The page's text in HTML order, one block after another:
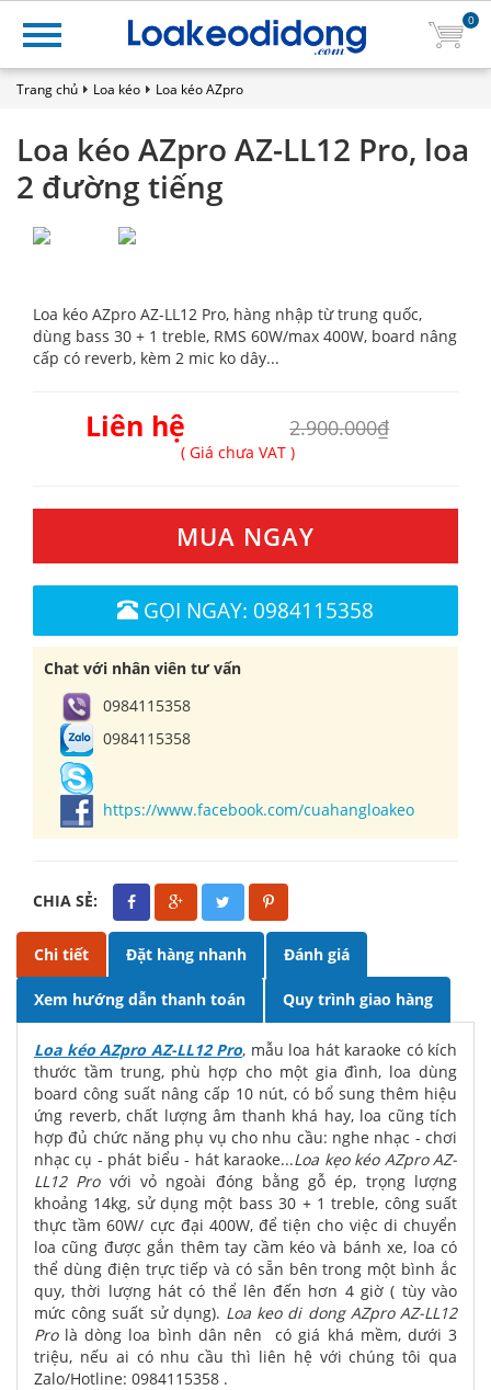
0
Trang chủ Loa kéo Loa kéo AZpro
Loa kéo AZpro AZ-LL12 Pro, loa
2 đường tiếng
Loa kéo AZpro AZ-LL12 Pro, hàng nhập từ trung quốc,
dùng bass 30 + 1 treble, RMS 60W/max 400W, board nâng
cấp có reverb, kèm 2 mic ko dây...
Liên hệ 2.900.000₫
( Giá chưa VAT )
MUA NGAY
GỌI NGAY: 0984115358
Chat với nhân viên tư vấn
0984115358
0984115358
https://www.facebook.com/cuahangloakeo
CHIA SẺ:
Chi tiết Đặt hàng nhanh Đánh giá
Xem hướng dẫn thanh toán Quy trình giao hàng
Loa kéo AZpro AZ-LL12 Pro, mẫu loa hát karaoke có kích
thước tầm trung, phù hợp cho một gia đình, loa dùng
board công suất nâng cấp 10 nút, có bổ sung thêm hiệu
ứng reverb, chất lượng âm thanh khá hay, loa cũng tích
hợp đủ chức năng phụ vụ cho nhu cầu: nghe nhạc - chơi
nhạc cụ - phát biểu - hát karaoke...Loa kẹo kéo AZpro AZ-
LL12 Provới vỏ ngoài đóng bằng gỗ ép, trọng lượng
khoảng 14kg, sử dụng một bass 30 + 1 treble, công suất
thực tầm 60W/ cực đại 400W, để tiện cho việc di chuyển
loa cũng được gắn thêm tay cầm kéo và bánh xe, loa có
thể dùng điện trực tiếp và có sẵn bên trong một bình ắc
quy, thời lượng hát có thể lên đến hơn 4 giờ ( tùy vào
mức công suất sử dụng). Loa keo di dong AZpro AZ-LL12
Prolà dòng loa bình dân nên có giá khá mềm, dưới 3
triệu, nếu ai có nhu cầu thì liên hệ với chúng tôi qua
Zalo/Hotline: 0984115358 .